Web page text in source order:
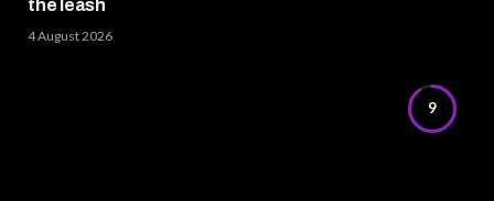
the leash
4 August 2026
9